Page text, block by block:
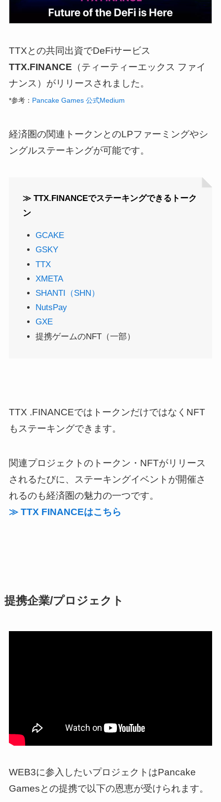
TTXとの共同出資でDeFiサービス
TTX.FINANCE （ティーティーエックス ファイ
ナンス）がリリースされました。
*参考： Pancake Games 公式Medium
経済圏の関連トークンとのLPファーミングやシ
ングルステーキングが可能です。
≫ TTX.FINANCEでステーキングできるトーク
ン
GCAKE
GSKY
TTX
XMETA
SHANTI（SHN）
NutsPay
GXE
提携ゲームのNFT（一部）
TTX .FINANCEではトークンだけではなくNFT
もステーキングできます。
関連プロジェクトのトークン・NFTがリリース
されるたびに、ステーキングイベントが開催さ
れるのも経済圏の魅力の一つです。
≫ TTX FINANCEはこちら
提携企業/プロジェクト
WEB3に参入したいプロジェクトはPancake
Gamesとの提携で以下の恩恵が受けられます。